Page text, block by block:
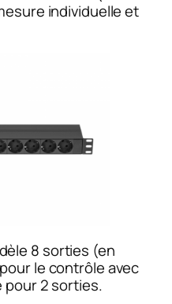
individuelle et
8 sorties (en
le contrôle avec
2 sorties.